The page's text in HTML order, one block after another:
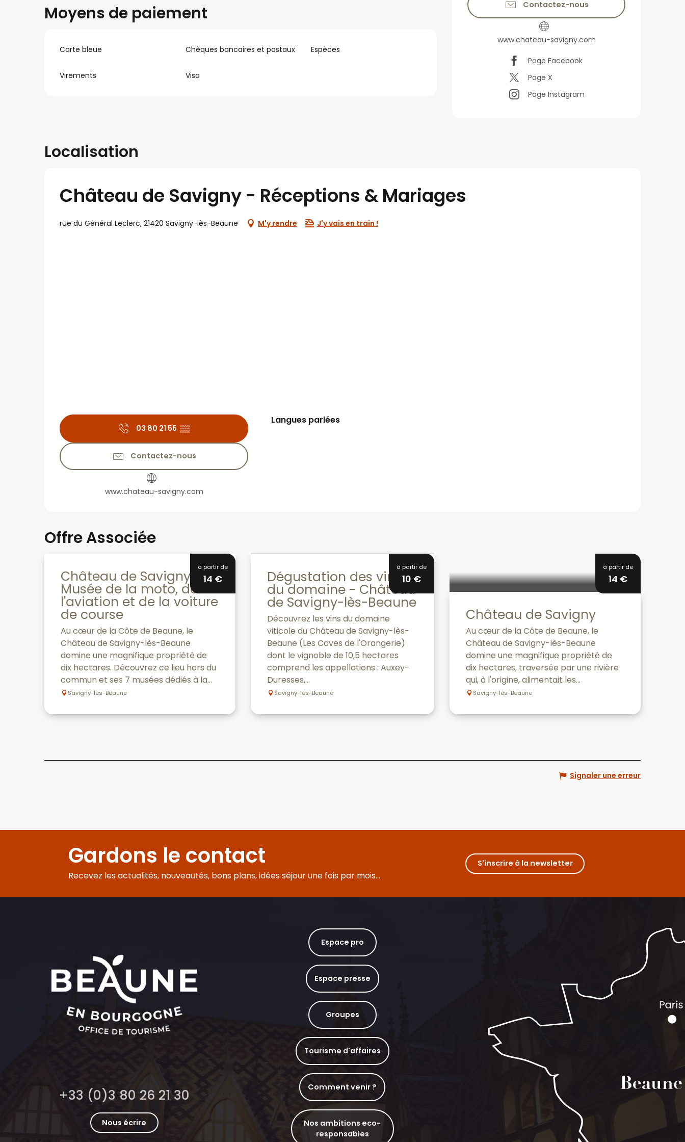
Contactez-nous
www.chateau-savigny.com
Page Facebook
Page X
Page Instagram
Moyens de paiement
Carte bleue Chèques bancaires et postaux Espèces
Virements Visa
Localisation
Château de Savigny - Réceptions & Mariages
rue du Général Leclerc, 21420 Savigny-lès-Beaune M'y rendre J'y vais en train !
03 80 21 55 ▒▒
Contactez-nous
www.chateau-savigny.com
Langues parlées
Langues parlées
Offre Associée
à partir de
14 €
Château de Savigny -
Musée de la moto, de
l'aviation et de la voiture
de course
Au cœur de la Côte de Beaune, le
Château de Savigny-lès-Beaune
domine une magnifique propriété de
dix hectares. Découvrez ce lieu hors du
commun et ses 7 musées dédiés à la...
Savigny-lès-Beaune
à partir de
10 €
Dégustation des vins
du domaine - Château
de Savigny-lès-Beaune
Découvrez les vins du domaine
viticole du Château de Savigny-lès-
Beaune (Les Caves de l'Orangerie)
dont le vignoble de 10,5 hectares
comprend les appellations : Auxey-
Duresses,...
Savigny-lès-Beaune
à partir de
14 €
Château de Savigny
Au cœur de la Côte de Beaune, le
Château de Savigny-lès-Beaune
domine une magnifique propriété de
dix hectares, traversée par une rivière
qui, à l'origine, alimentait les...
Savigny-lès-Beaune
Réservable
Signaler une erreur
Gardons le contact
Recevez les actualités, nouveautés, bons plans, idées séjour une fois par mois...
S'inscrire à la newsletter
+33 (0)3 80 26 21 30
Nous écrire
Espace pro
Espace presse
Groupes
Tourisme d'affaires
Comment venir ?
Nos ambitions eco-
responsables